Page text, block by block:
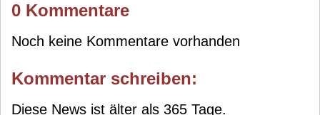
0 Kommentare
Noch keine Kommentare vorhanden
Kommentar schreiben:
Diese News ist älter als 365 Tage.